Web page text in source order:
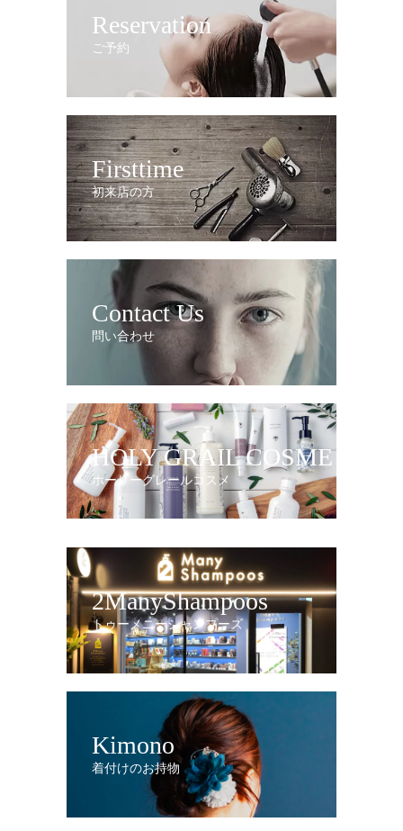
Reservation
ご予約
Firsttime
初来店の方
Contact Us
問い合わせ
HOLY GRAIL COSME
ホーリーグレールコスメ
2ManyShampoos
トゥーメニーシャンプーズ
Kimono
着付けのお持物